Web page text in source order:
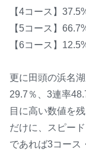
【4コース】
【5コース】
【6コース】
更に田頭の浜名
29.7％、3連率
目に高い数値を
だけに、スピー
であれば3コース